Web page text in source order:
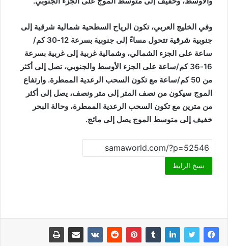
وفي الخليج العربي، تكون الرياح السطحية شمالية شرقية إلى
جنوبية شرقية تتحول مساءً إلى جنوبية بسرعة 12-30 كم/
ساعة على الجزء الشمالي، وشمالية غربية إلى غربية بسرعة
16-36 كم/ساعة على الجزء الأوسط والجنوبي، تصل إلى أكثر
من 50 كم/ساعة مع تكون السحب الرعدية الممطرة. وارتفاع
الموج سيكون من نصف المتر إلى متر ونصف، يصل إلى أكثر
من مترين مع تكون السحب الرعدية الممطرة، وحالة البحر
خفيف إلى متوسط الموج يصل إلى مائج.
نسخ الرابط